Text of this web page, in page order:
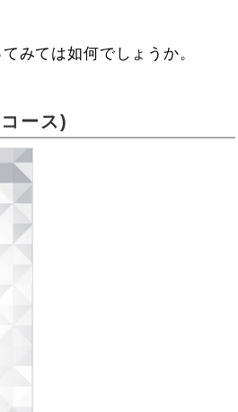
みては如何でしょうか。
ース)